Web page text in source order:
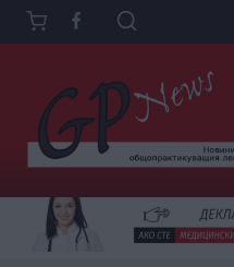
Към
съдържанието